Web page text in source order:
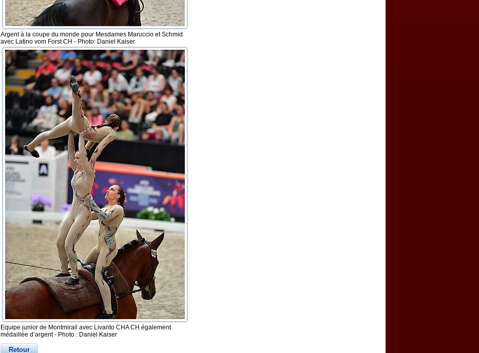
Argent à la coupe du monde pour Mesdames Maruccio et Schmid
avec Latino vom Forst CH - Photo: Daniel Kaiser
Equipe junior de Montmirail avec Livanto CHA CH également
médaillée d’argent - Photo : Daniel Kaiser
Retour